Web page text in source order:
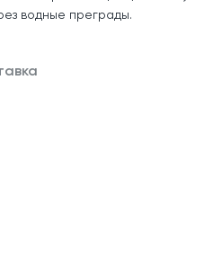
водные преграды.